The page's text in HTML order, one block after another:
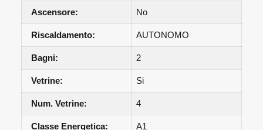
Ascensore: No
Riscaldamento: AUTONOMO
Bagni: 2
Vetrine: Si
Num. Vetrine: 4
Classe Energetica: A1